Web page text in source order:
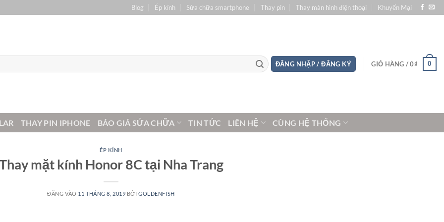
Blog Ép kính Sửa chữa smartphone Thay pin Thay màn hình điện thoại Khuyến Mại
ĐĂNG NHẬP / ĐĂNG KÝ GIỎ HÀNG /0₫ 0
THAY PIN IPHONE BÁO GIÁ SỬA CHỮA TIN TỨC LIÊN HỆ CÙNG HỆ THỐNG
ÉP KÍNH
mặt kính Honor 8C tại Nha Trang
ĐĂNG VÀO 11 THÁNG 8, 2019 BỞIGOLDENFISH